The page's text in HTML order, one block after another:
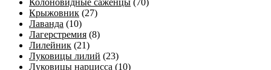
Колоновидные саженцы (70)
Крыжовник (27)
Лаванда (10)
Лагерстремия (8)
Лилейник (21)
Луковицы лилий (23)
Луковицы нарцисса (10)